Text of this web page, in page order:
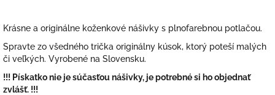
Krásne a originálne koženkové nášivky s plnofarebnou potlačou.
Spravte zo všedného trička originálny kúsok, ktorý poteší malých
či veľkých. Vyrobené na Slovensku.
!!! Pískatko nie je súčasťou nášivky, je potrebné si ho objednať
zvlášť. !!!